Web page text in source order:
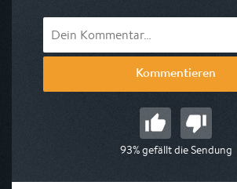
Kommentieren
93% gefällt die Sendung